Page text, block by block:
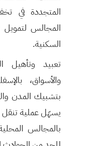
المتجددة في
المجالس لتمويل
السكنية.
تعبيد وتأهيل
والأسواق،
بتشبيك المدن
يسهّل عملية تنقل
بالمجالس